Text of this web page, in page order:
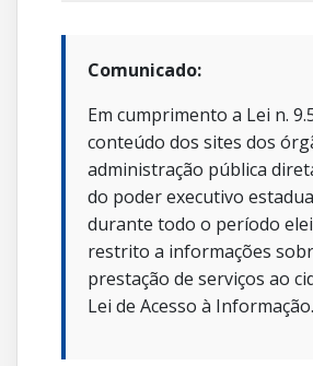
Comunicado:
Em cumprimento a Lei n.
conteúdo dos sites dos
administração pública
do poder executivo
durante todo o período
restrito a informações
prestação de serviços ao
Lei de Acesso à Informação.